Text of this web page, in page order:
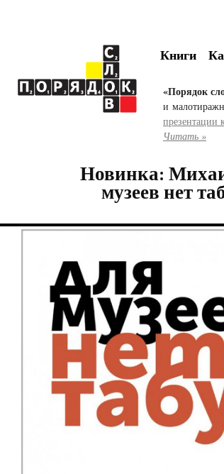
Книги
«Порядок
и
презентации
Читать »
Новинка:
музеев нет